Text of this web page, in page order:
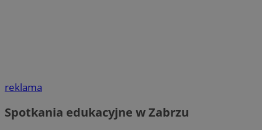
reklama
Spotkania edukacyjne w Zabrzu